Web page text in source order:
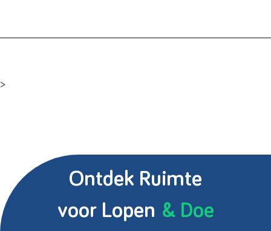
>
Ontdek Ruimte
voor Lopen & Doe